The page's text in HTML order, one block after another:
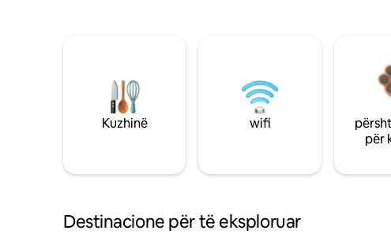
Kuzhinë wifi
për
Destinacione për të eksploruar